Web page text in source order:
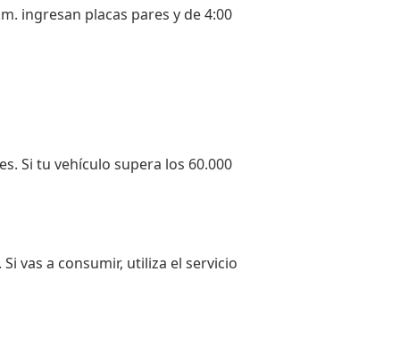
ingresan placas pares y de 4:00
Si tu vehículo supera los 60.000
vas a consumir, utiliza el servicio